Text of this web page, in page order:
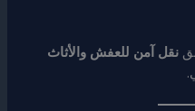
نقل آمن للعفش والأثاث